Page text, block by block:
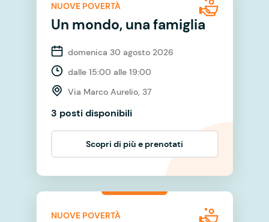
NUOVE POVERTÀ
Un mondo, una famiglia
domenica 30 agosto 2026
dalle 15:00 alle 19:00
Via Marco Aurelio, 37
3 posti disponibili
Scopri di più e prenotati
NUOVE POVERTÀ